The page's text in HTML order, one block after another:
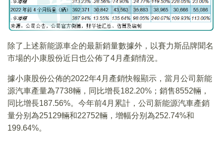
除了上述新能源車企的最新銷量數據外，以賽力斯品牌聞名
市場的小康股份近日也公佈了4月產銷情況。
據小康股份公佈的2022年4月產銷快報顯示，當月公司新能
源汽車產量為7738輛，同比增長182.20%；銷售8552輛，
同比增長187.56%。今年前4月累計，公司新能源汽車產銷
量分别為25129輛和22752輛，增幅分别為252.74%和
199.64%。